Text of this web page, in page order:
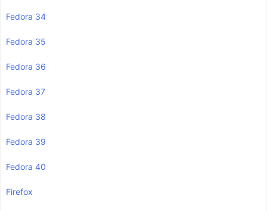
Fedora 34
Fedora 35
Fedora 36
Fedora 37
Fedora 38
Fedora 39
Fedora 40
Firefox